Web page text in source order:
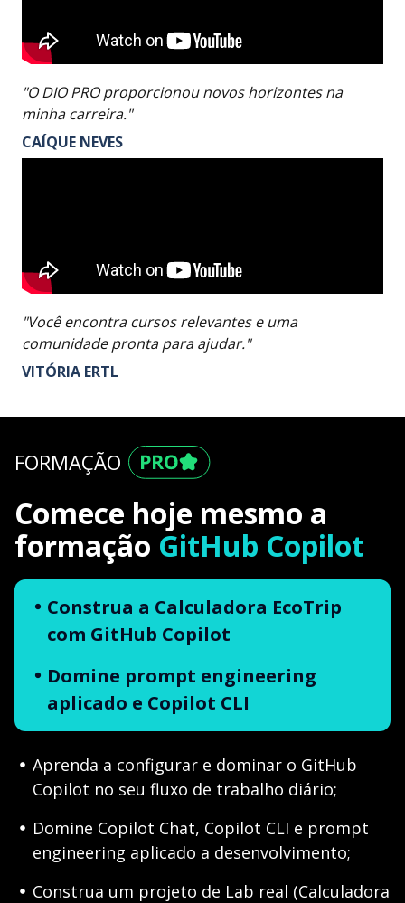
"O DIO PRO proporcionou novos horizontes na
minha carreira."
CAÍQUE NEVES
"Você encontra cursos relevantes e uma
comunidade pronta para ajudar."
VITÓRIA ERTL
FORMAÇÃO
Comece hoje mesmo a
formação GitHub Copilot
Construa a Calculadora EcoTrip
com GitHub Copilot
Domine prompt engineering
aplicado e Copilot CLI
Aprenda a configurar e dominar o GitHub
Copilot no seu fluxo de trabalho diário;
Domine Copilot Chat, Copilot CLI e prompt
engineering aplicado a desenvolvimento;
Construa um projeto de Lab real (Calculadora